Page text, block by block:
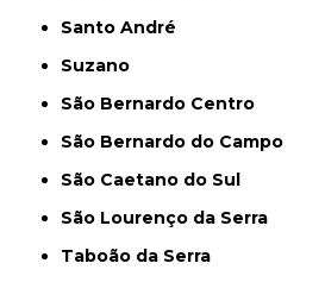
Santo André
Suzano
São Bernardo Centro
São Bernardo do Campo
São Caetano do Sul
São Lourenço da Serra
Taboão da Serra